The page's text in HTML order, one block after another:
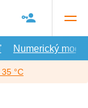
Numerický model
°C